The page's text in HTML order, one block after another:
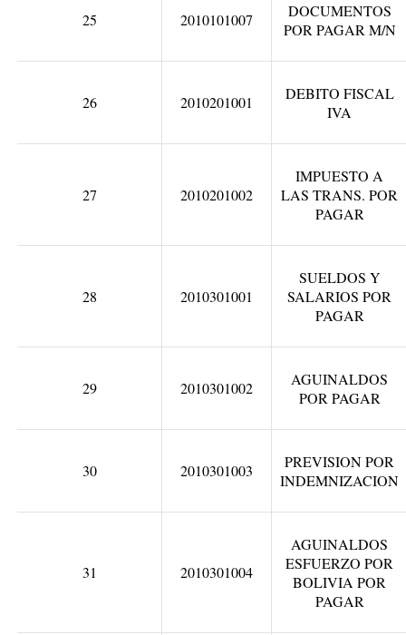
25 2010101007
DOCUMENTOS
POR PAGAR M/N
26 2010201001
DEBITO FISCAL
IVA
27 2010201002
IMPUESTO A
LAS TRANS. POR
PAGAR
28 2010301001
SUELDOS Y
SALARIOS POR
PAGAR
29 2010301002
AGUINALDOS
POR PAGAR
30 2010301003
PREVISION POR
INDEMNIZACION
31 2010301004
AGUINALDOS
ESFUERZO POR
BOLIVIA POR
PAGAR